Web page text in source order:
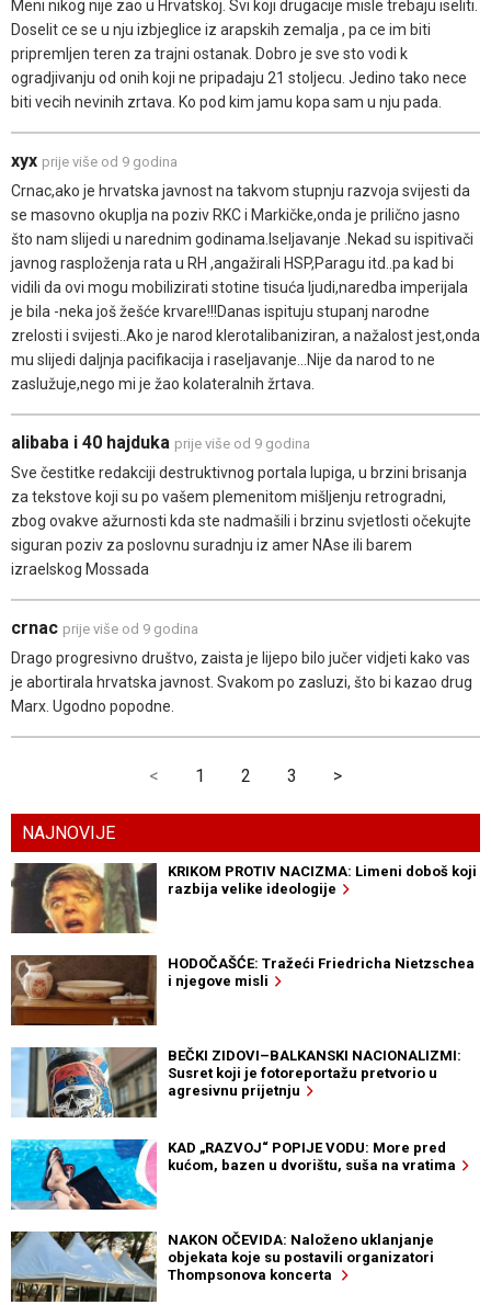
Meni nikog nije zao u Hrvatskoj. Svi koji drugacije misle trebaju iseliti.
Doselit ce se u nju izbjeglice iz arapskih zemalja , pa ce im biti
pripremljen teren za trajni ostanak. Dobro je sve sto vodi k
ogradjivanju od onih koji ne pripadaju 21 stoljecu. Jedino tako nece
biti vecih nevinih zrtava. Ko pod kim jamu kopa sam u nju pada.
xyx prije više od 9 godina
Crnac,ako je hrvatska javnost na takvom stupnju razvoja svijesti da
se masovno okuplja na poziv RKC i Markičke,onda je prilično jasno
što nam slijedi u narednim godinama.Iseljavanje .Nekad su ispitivači
javnog rasploženja rata u RH ,angažirali HSP,Paragu itd..pa kad bi
vidili da ovi mogu mobilizirati stotine tisuća ljudi,naredba imperijala
je bila -neka još žešće krvare!!!Danas ispituju stupanj narodne
zrelosti i svijesti..Ako je narod klerotalibaniziran, a nažalost jest,onda
mu slijedi daljnja pacifikacija i raseljavanje...Nije da narod to ne
zaslužuje,nego mi je žao kolateralnih žrtava.
alibaba i 40 hajduka prije više od 9 godina
Sve čestitke redakciji destruktivnog portala lupiga, u brzini brisanja
za tekstove koji su po vašem plemenitom mišljenju retrogradni,
zbog ovakve ažurnosti kda ste nadmašili i brzinu svjetlosti očekujte
siguran poziv za poslovnu suradnju iz amer NAse ili barem
izraelskog Mossada
crnac prije više od 9 godina
Drago progresivno društvo, zaista je lijepo bilo jučer vidjeti kako vas
je abortirala hrvatska javnost. Svakom po zasluzi, što bi kazao drug
Marx. Ugodno popodne.
< 1 2 3 >
NAJNOVIJE
KRIKOM PROTIV NACIZMA: Limeni doboš koji
razbija velike ideologije
HODOČAŠĆE: Tražeći Friedricha Nietzschea
i njegove misli
BEČKI ZIDOVI–BALKANSKI NACIONALIZMI:
Susret koji je fotoreportažu pretvorio u
agresivnu prijetnju
KAD „RAZVOJ“ POPIJE VODU: More pred
kućom, bazen u dvorištu, suša na vratima
NAKON OČEVIDA: Naloženo uklanjanje
objekata koje su postavili organizatori
Thompsonova koncerta